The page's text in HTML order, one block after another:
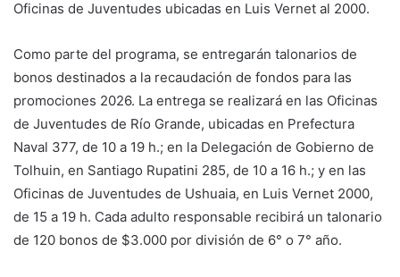
Oficinas de Juventudes ubicadas en Luis Vernet al 2000.
Como parte del programa, se entregarán talonarios de
bonos destinados a la recaudación de fondos para las
promociones 2026. La entrega se realizará en las Oficinas
de Juventudes de Río Grande, ubicadas en Prefectura
Naval 377, de 10 a 19 h.; en la Delegación de Gobierno de
Tolhuin, en Santiago Rupatini 285, de 10 a 16 h.; y en las
Oficinas de Juventudes de Ushuaia, en Luis Vernet 2000,
de 15 a 19 h. Cada adulto responsable recibirá un talonario
de 120 bonos de $3.000 por división de 6° o 7° año.